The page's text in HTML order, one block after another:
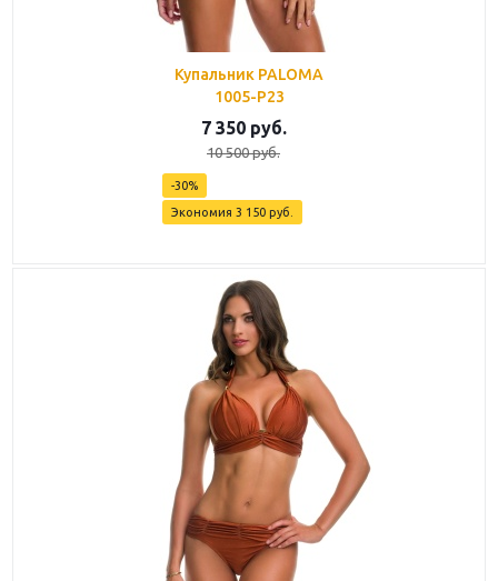
Купальник PALOMA
1005-P23
7 350руб.
10 500руб.
-30%
Экономия 3 150руб.